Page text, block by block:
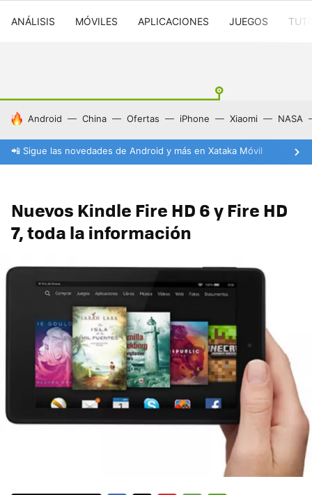
ANÁLISIS MÓVILES APLICACIONES JUEGOS
HOY SE HABLA DE
Android China Ofertas iPhone Xiaomi NASA
📲 Sigue las novedades de Android y más en Xataka Móvil
Nuevos Kindle Fire HD 6 y Fire HD
7, toda la información